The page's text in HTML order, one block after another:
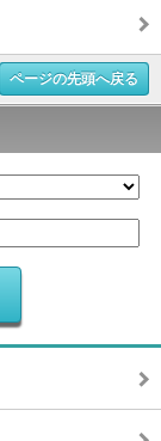
ページの先頭へ戻る